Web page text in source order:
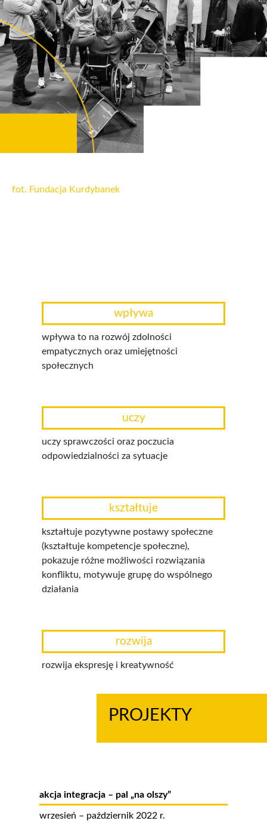
fot. Fundacja Kurdybanek
wpływa
wpływa to na rozwój zdolności
empatycznych oraz umiejętności
społecznych
uczy
uczy sprawczości oraz poczucia
odpowiedzialności za sytuacje
kształtuje
kształtuje pozytywne postawy społeczne
(kształtuje kompetencje społeczne),
pokazuje różne możliwości rozwiązania
konfliktu, motywuje grupę do wspólnego
działania
rozwija
rozwija ekspresję i kreatywność
PROJEKTY
akcja integracja – pal „na olszy”
wrzesień – październik 2022 r.